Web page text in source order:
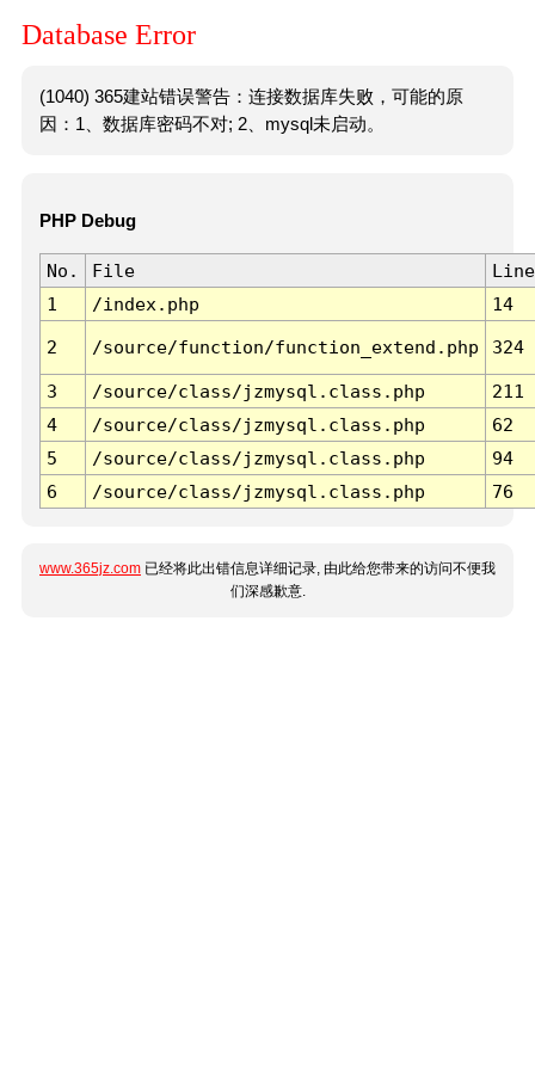
Database Error
(1040) 365建站错误警告：连接数据库失败，可能的原
因：1、数据库密码不对; 2、mysql未启动。
PHP Debug
No. File
Line
1
/index.php 14
2 /source/function/function_extend.php 324
3 /source/class/jzmysql.class.php
211
4
/source/class/jzmysql.class.php
62
5
/source/class/jzmysql.class.php
94
6
/source/class/jzmysql.class.php 76
www.365jz.com 已经将此出错信息详细记录, 由此给您带来的访问不便我
们深感歉意.